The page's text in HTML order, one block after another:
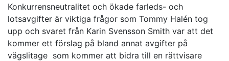
Konkurrensneutralitet och ökade farleds- och
lotsavgifter är viktiga frågor som Tommy Halén tog
upp och svaret från Karin Svensson Smith var att det
kommer ett förslag på bland annat avgifter på
vägslitage som kommer att bidra till en rättvisare